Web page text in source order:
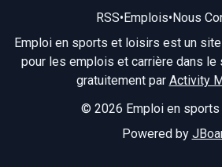
RSS•Emplois•Nous
Emploi en sports et loisirs est un
pour les emplois et carrière dans
gratuitement par Activity
© 2026 Emploi en
Powered by